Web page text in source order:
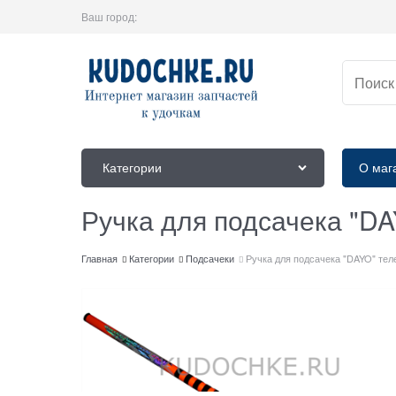
Ваш город:
Категории О
Ручка для подсачека
Главная Категории Подсачеки Ручка для подсачека "DAYO"